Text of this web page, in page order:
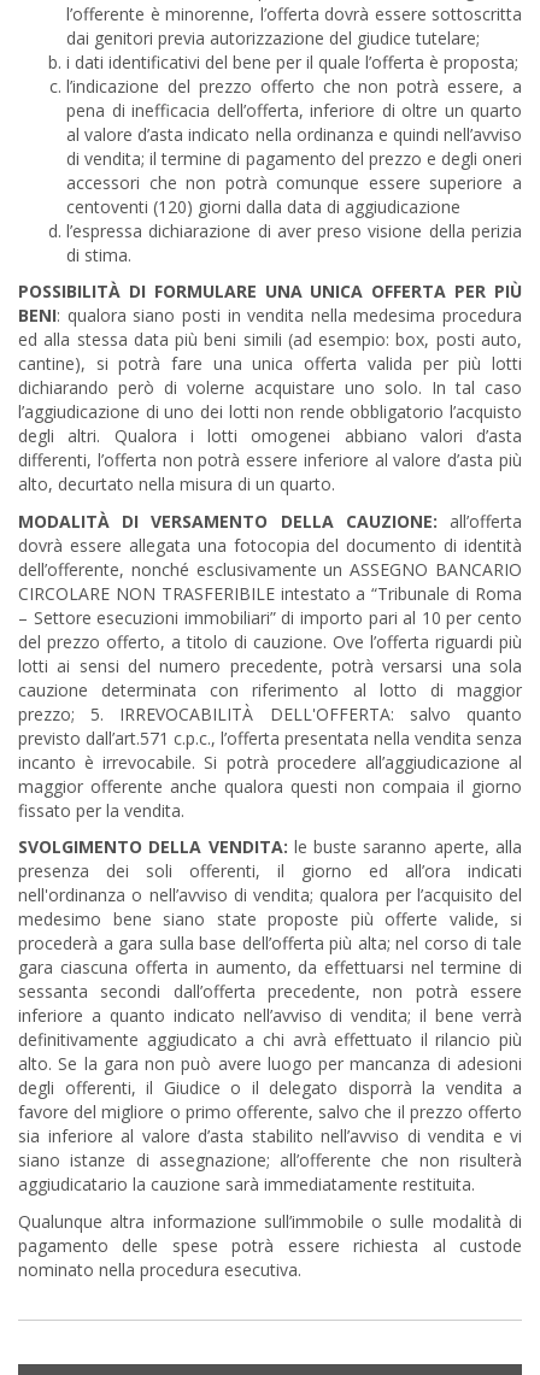
l’offerente è minorenne, l’offerta dovrà essere sottoscritta
dai genitori previa autorizzazione del giudice tutelare;
i dati identificativi del bene per il quale l’offerta è proposta;
l’indicazione del prezzo offerto che non potrà essere, a
pena di inefficacia dell’offerta, inferiore di oltre un quarto
al valore d’asta indicato nella ordinanza e quindi nell’avviso
di vendita; il termine di pagamento del prezzo e degli oneri
accessori che non potrà comunque essere superiore a
centoventi (120) giorni dalla data di aggiudicazione
l’espressa dichiarazione di aver preso visione della perizia
di stima.
POSSIBILITÀ DI FORMULARE UNA UNICA OFFERTA PER PIÙ
BENI: qualora siano posti in vendita nella medesima procedura
ed alla stessa data più beni simili (ad esempio: box, posti auto,
cantine), si potrà fare una unica offerta valida per più lotti
dichiarando però di volerne acquistare uno solo. In tal caso
l’aggiudicazione di uno dei lotti non rende obbligatorio l’acquisto
degli altri. Qualora i lotti omogenei abbiano valori d’asta
differenti, l’offerta non potrà essere inferiore al valore d’asta più
alto, decurtato nella misura di un quarto.
MODALITÀ DI VERSAMENTO DELLA CAUZIONE: all’offerta
dovrà essere allegata una fotocopia del documento di identità
dell’offerente, nonché esclusivamente un ASSEGNO BANCARIO
CIRCOLARE NON TRASFERIBILE intestato a “Tribunale di Roma
– Settore esecuzioni immobiliari” di importo pari al 10 per cento
del prezzo offerto, a titolo di cauzione. Ove l’offerta riguardi più
lotti ai sensi del numero precedente, potrà versarsi una sola
cauzione determinata con riferimento al lotto di maggior
prezzo; 5. IRREVOCABILITÀ DELL'OFFERTA: salvo quanto
previsto dall’art.571 c.p.c., l’offerta presentata nella vendita senza
incanto è irrevocabile. Si potrà procedere all’aggiudicazione al
maggior offerente anche qualora questi non compaia il giorno
fissato per la vendita.
SVOLGIMENTO DELLA VENDITA: le buste saranno aperte, alla
presenza dei soli offerenti, il giorno ed all’ora indicati
nell'ordinanza o nell’avviso di vendita; qualora per l’acquisito del
medesimo bene siano state proposte più offerte valide, si
procederà a gara sulla base dell’offerta più alta; nel corso di tale
gara ciascuna offerta in aumento, da effettuarsi nel termine di
sessanta secondi dall’offerta precedente, non potrà essere
inferiore a quanto indicato nell’avviso di vendita; il bene verrà
definitivamente aggiudicato a chi avrà effettuato il rilancio più
alto. Se la gara non può avere luogo per mancanza di adesioni
degli offerenti, il Giudice o il delegato disporrà la vendita a
favore del migliore o primo offerente, salvo che il prezzo offerto
sia inferiore al valore d’asta stabilito nell’avviso di vendita e vi
siano istanze di assegnazione; all’offerente che non risulterà
aggiudicatario la cauzione sarà immediatamente restituita.
Qualunque altra informazione sull’immobile o sulle modalità di
pagamento delle spese potrà essere richiesta al custode
nominato nella procedura esecutiva.